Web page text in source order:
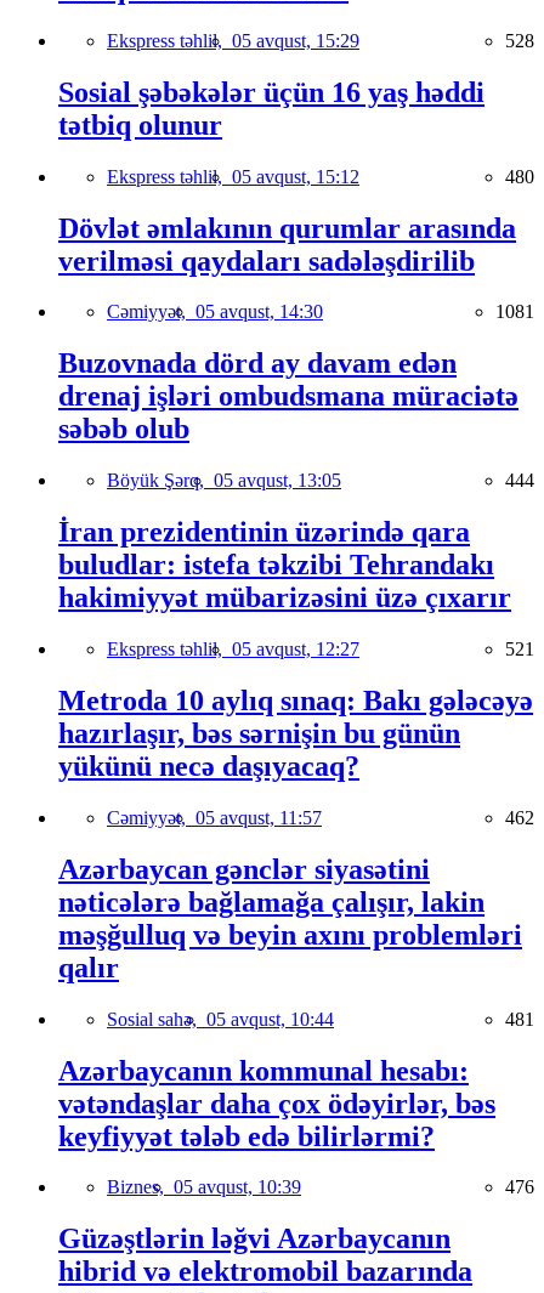
Ekspress təhlil, 05 avqust, 15:29 528
Sosial şəbəkələr üçün 16 yaş həddi
tətbiq olunur
Ekspress təhlil, 05 avqust, 15:12 480
Dövlət əmlakının qurumlar arasında
verilməsi qaydaları sadələşdirilib
Cəmiyyət, 05 avqust, 14:30 1081
Buzovnada dörd ay davam edən
drenaj işləri ombudsmana müraciətə
səbəb olub
Böyük Şərq, 05 avqust, 13:05 444
İran prezidentinin üzərində qara
buludlar: istefa təkzibi Tehrandakı
hakimiyyət mübarizəsini üzə çıxarır
Ekspress təhlil, 05 avqust, 12:27 521
Metroda 10 aylıq sınaq: Bakı gələcəyə
hazırlaşır, bəs sərnişin bu günün
yükünü necə daşıyacaq?
Cəmiyyət, 05 avqust, 11:57 462
Azərbaycan gənclər siyasətini
nəticələrə bağlamağa çalışır, lakin
məşğulluq və beyin axını problemləri
qalır
Sosial sahə, 05 avqust, 10:44 481
Azərbaycanın kommunal hesabı:
vətəndaşlar daha çox ödəyirlər, bəs
keyfiyyət tələb edə bilirlərmi?
Biznes, 05 avqust, 10:39 476
Güzəştlərin ləğvi Azərbaycanın
hibrid və elektromobil bazarında